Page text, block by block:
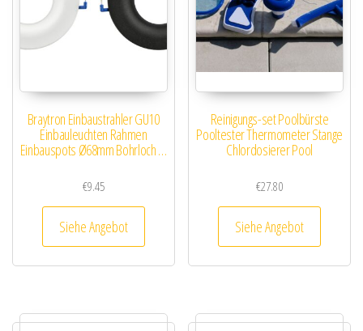
Braytron Einbaustrahler GU10
Einbauleuchten Rahmen
Einbauspots Ø68mm Bohrloch …
€9.45
Siehe Angebot
Reinigungs-set Poolbürste
Pooltester Thermometer Stange
Chlordosierer Pool
€27.80
Siehe Angebot